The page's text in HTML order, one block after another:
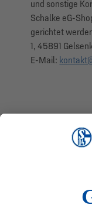
und sonstige
Schalke eG-
gerichtet
1, 45891
E-Mail:
Auf Schalke